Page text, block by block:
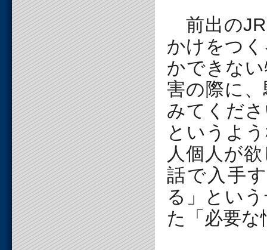
前出の
かけをつ
かできな
害の際に
みてくだ
というよ
人個人が
話で入手
る」とい
た「必要